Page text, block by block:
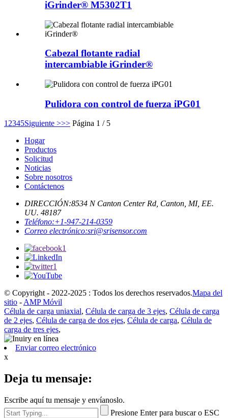
iGrinder® M5302T1
Cabezal flotante radial
intercambiable iGrinder®
Pulidora con control de fuerza iPG01
1 2345Siguiente >>> Página 1 / 5
Hogar
Productos
Solicitud
Noticias
Sobre nosotros
Contáctenos
DIRECCIÓN:8534 N Canton Center Rd, Canton, MI, EE.
UU. 48187
Teléfono:+1-947-214-0359
Correo electrónico:sri@srisensor.com
© Copyright - 2022-2025 : Todos los derechos reservados.Mapa del
sitio - AMP Móvil
Célula de carga uniaxial, Célula de carga de 3 ejes, Célula de carga
de 2 ejes, Célula de carga de dos ejes, Célula de carga, Célula de
carga de tres ejes,
Enviar correo electrónico
x
Deja tu mensaje:
Escribe aquí tu mensaje y envíanoslo.
Presione Enter para buscar o ESC